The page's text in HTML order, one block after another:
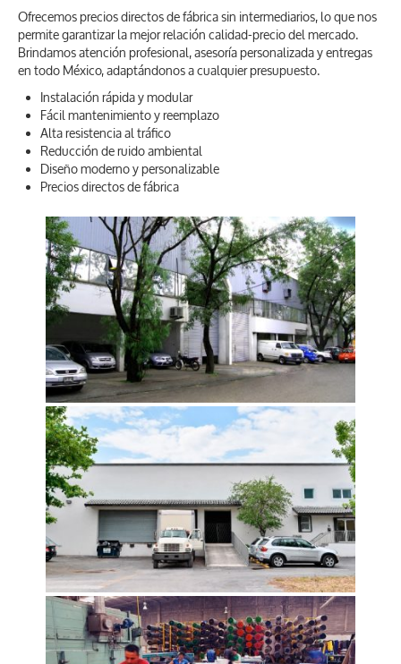
Ofrecemos precios directos de fábrica sin intermediarios, lo que nos
permite garantizar la mejor relación calidad-precio del mercado.
Brindamos atención profesional, asesoría personalizada y entregas
en todo México, adaptándonos a cualquier presupuesto.
Instalación rápida y modular
Fácil mantenimiento y reemplazo
Alta resistencia al tráfico
Reducción de ruido ambiental
Diseño moderno y personalizable
Precios directos de fábrica